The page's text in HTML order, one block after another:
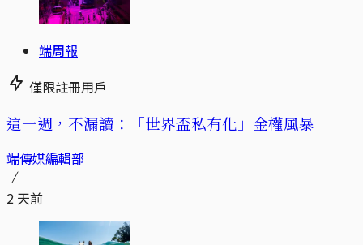
端周報
僅限註冊用戶
這一週，不漏讀：「世界盃私有化」金權風暴
端傳媒編輯部
2 天前